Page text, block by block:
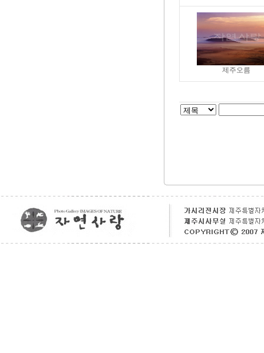
제주오름